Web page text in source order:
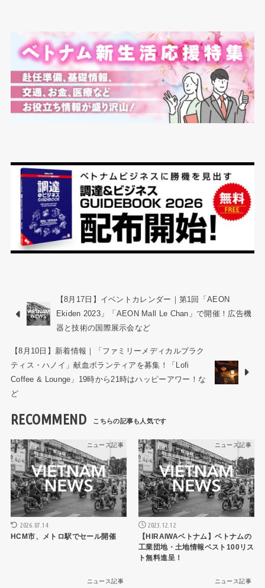
【8月17日】イベントカレンダー｜第1回「AEON
Ekiden 2023」「AEON Mall Le Chan」で開催！広告機
器と技術の国際展示会など
【8月10日】新着情報｜「ファミリーメディカルプラク
ティス・ハノイ」献血ボランティアを募集！「Lofi
Coffee & Lounge」19時から21時はハッピーアワー！な
ど
RECOMMEND
ニュース記事
2026.07.14
HCM市、メトロ駅でセール開催
ニュース記事
2023.12.12
【HIRAIWAベトナム】ベトナムの
工業団地・土地情報ベスト100リス
ト無料進呈！
ニュース記事 ニュース記事